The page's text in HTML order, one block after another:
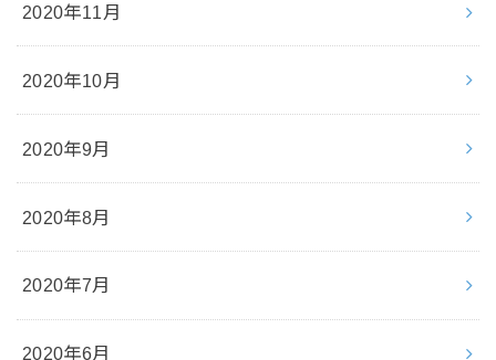
2020年11月
2020年10月
2020年9月
2020年8月
2020年7月
2020年6月